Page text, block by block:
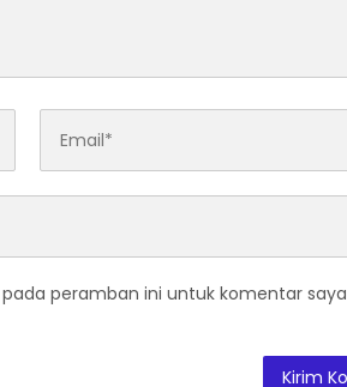
peramban ini untuk komentar saya